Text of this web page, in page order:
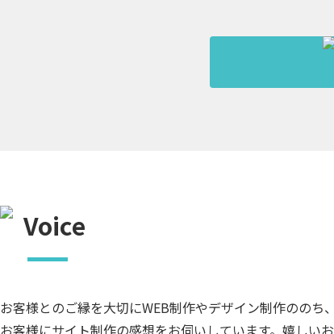
お客様とのご縁を大切にWEB制作やデザイン制作ののち、